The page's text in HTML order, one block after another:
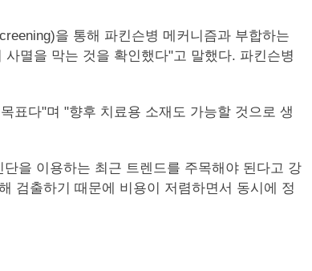
을 통해 파킨슨병 메커니즘과 부합하는
멸을 막는 것을 확인했다"고 말했다. 파킨슨병
표다"며 "향후 치료용 소재도 가능할 것으로 생
을 이용하는 최근 트렌드를 주목해야 된다고 강
검출하기 때문에 비용이 저렴하면서 동시에 정